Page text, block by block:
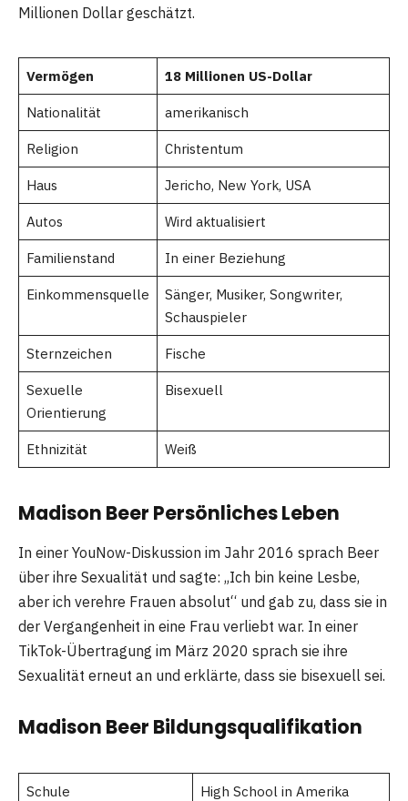
Millionen Dollar geschätzt.
Vermögen 18 Millionen US-Dollar
Nationalität amerikanisch
Religion Christentum
Haus Jericho, New York, USA
Autos Wird aktualisiert
Familienstand In einer Beziehung
Einkommensquelle
Sänger, Musiker, Songwriter,
Schauspieler
Sternzeichen Fische
Sexuelle
Orientierung
Bisexuell
Ethnizität Weiß
Madison Beer Persönliches Leben
In einer YouNow-Diskussion im Jahr 2016 sprach Beer
über ihre Sexualität und sagte: „Ich bin keine Lesbe,
aber ich verehre Frauen absolut“ und gab zu, dass sie in
der Vergangenheit in eine Frau verliebt war. In einer
TikTok-Übertragung im März 2020 sprach sie ihre
Sexualität erneut an und erklärte, dass sie bisexuell sei.
Madison Beer Bildungsqualifikation
Schule High School in Amerika